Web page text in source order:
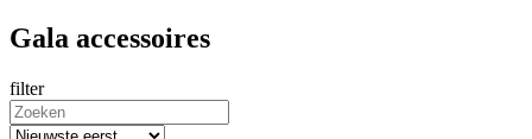
Gala accessoires
filter